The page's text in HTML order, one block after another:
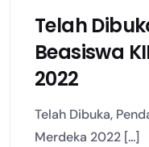
Telah
Beasiswa
2022
Telah Dibuka,
Merdeka 2022 [...]